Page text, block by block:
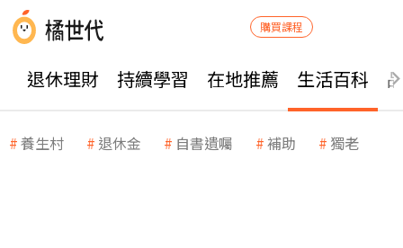
購買課程
退休理財 持續學習 在地推薦 生活百科
養生村 退休金 自書遺囑 補助 獨老